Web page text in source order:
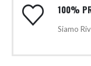
100%
Siamo